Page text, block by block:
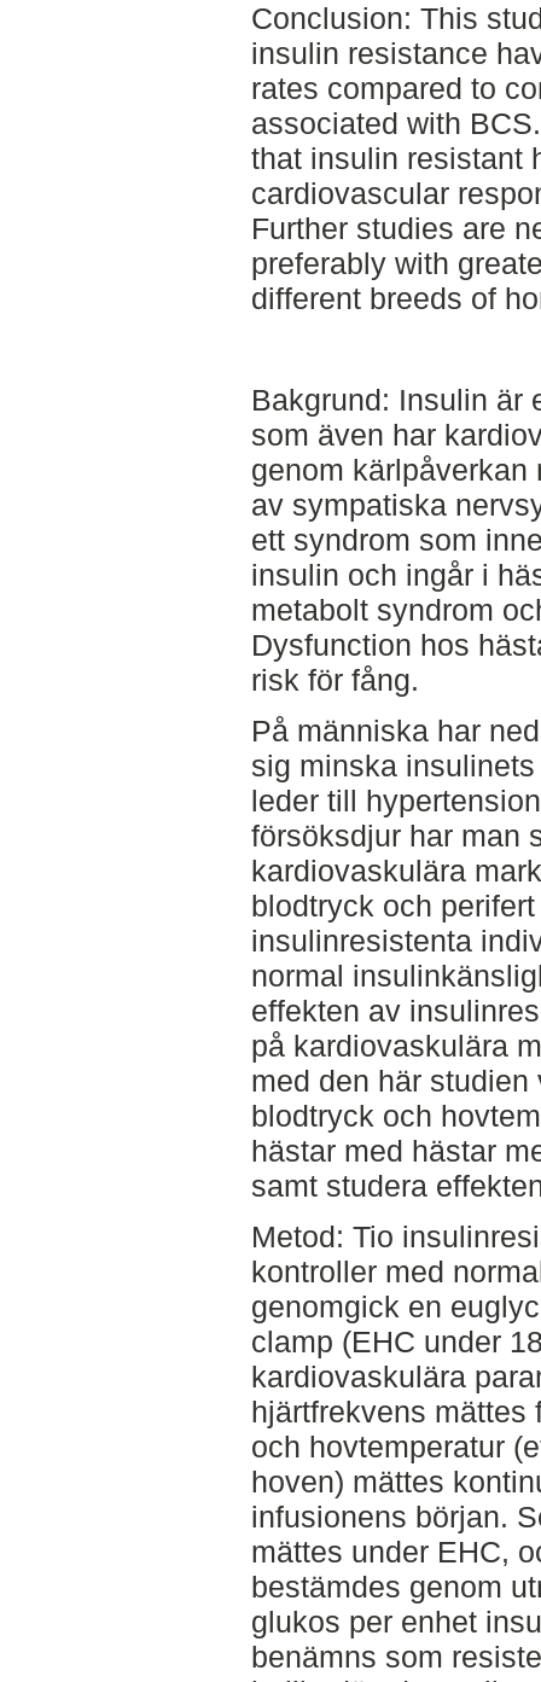
Conclusion: This
insulin resistance
rates compared to
associated with
that insulin resistant
cardiovascular
Further studies are
preferably with
different breeds of
Bakgrund: Insulin är
som även har
genom
av sympatiska
ett syndrom som
insulin och ingår i
metabolt syndrom
Dysfunction hos
risk för fång.
På människa har
sig minska
leder till
försöksdjur har man
kardiovaskulära
blodtryck och
insulinresistenta
normal
effekten av
på kardiovaskulära
med den här
blodtryck och
hästar med hästar
samt studera
Metod: Tio
kontroller med
genomgick en
clamp (EHC under
kardiovaskulära
hjärtfrekvens mättes
och hovtemperatur
hoven) mättes
infusionens början.
mättes under EHC,
bestämdes genom
glukos per enhet
benämns som